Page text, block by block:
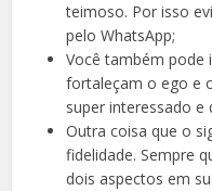
teimoso. Por isso
pelo WhatsApp;
Você também pode
fortaleçam o ego e
super interessado e
Outra coisa que o
fidelidade. Sempre
dois aspectos em